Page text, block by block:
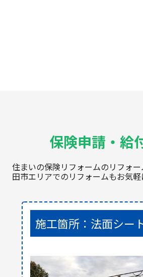
保険申請・給
住まいの保険リフォームのリフォ
田市エリアでのリフォームもお気軽
施工箇所：法面シー